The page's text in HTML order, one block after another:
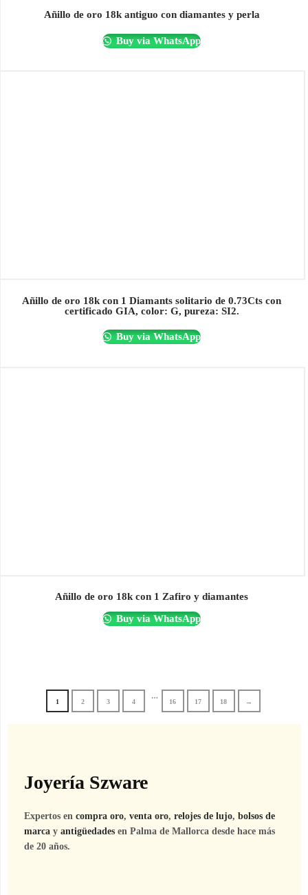
Añillo de oro 18k antiguo con diamantes y perla
Buy via WhatsApp
Añillo de oro 18k con 1 Diamants solitario de 0.73Cts con
certificado GIA, color: G, pureza: SI2.
Buy via WhatsApp
Añillo de oro 18k con 1 Zafiro y diamantes
Buy via WhatsApp
1 2 3 4
…
16 17 18 →
Joyería Szware
Expertos en compra oro, venta oro, relojes de lujo, bolsos de
marca y antigüedades en Palma de Mallorca desde hace más
de 20 años.